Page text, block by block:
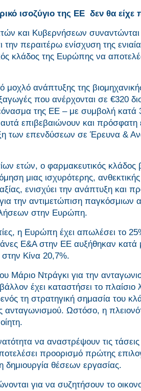
ισοζύγιο της ΕΕ δεν θα είχε
και Κυβερνήσεων συναντώνται
περαιτέρω ενίσχυση της
κλάδος της Ευρώπης να
μοχλό ανάπτυξης της
που ανέρχονται σε €320
της ΕΕ – με συμβολή
επιβεβαιώνουν και
των επενδύσεων σε Έρευνα &
ετών, ο φαρμακευτικός
μιας ισχυρότερης,
ενισχύει την ανάπτυξη και
την αντιμετώπιση παγκόσμιων
στην Ευρώπη.
η Ευρώπη έχει απωλέσει το
Ε&Α στην ΕΕ αυξήθηκαν κατά
Κίνα 20,7%.
Μάριο Ντράγκι για την
έχει καταστήσει το
τη στρατηγική σημασία του
ανταγωνισμού. Ωστόσο, η
να αναστρέψουν τις
προορισμό πρώτης
δημιουργία θέσεων εργασίας.
για να συζητήσουν το